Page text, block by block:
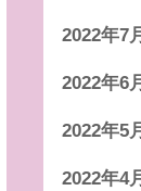
2022年7月
2022年6月
2022年5月
2022年4月